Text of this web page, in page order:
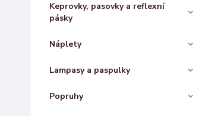
Keprovky, pasovky a reflexní
pásky
Náplety
Lampasy a paspulky
Popruhy